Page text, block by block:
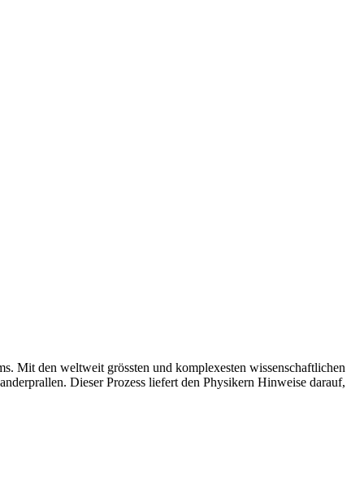
Mit den weltweit grössten und komplexesten wissenschaftlichen
Dieser Prozess liefert den Physikern Hinweise darauf,